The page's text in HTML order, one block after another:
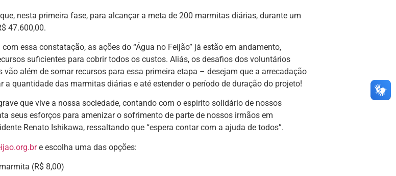
nesta primeira fase, para alcançar a meta de 200 marmitas diárias, durante um
47.600,00.
essa constatação, as ações do “Água no Feijão” já estão em andamento,
suficientes para cobrir todos os custos. Aliás, os desafios dos voluntários
vão além de somar recursos para essa primeira etapa – desejam que a arrecadação
a quantidade das marmitas diárias e até estender o período de duração do projeto!
que vive a nossa sociedade, contando com o espirito solidário de nossos
seus esforços para amenizar o sofrimento de parte de nossos irmãos em
Renato Ishikawa, ressaltando que “espera contar com a ajuda de todos”.
e escolha uma das opções:
(R$ 8,00)